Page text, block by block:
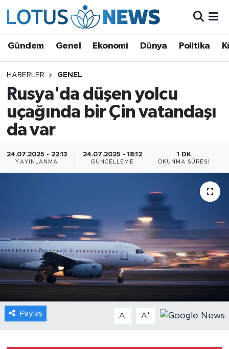
Gündem Genel Ekonomi Dünya Politika
HABERLER GENEL
Rusya'da düşen yolcu
uçağında bir Çin vatandaşı
da var
24.07.2025 - 22:13
YAYINLANMA
24.07.2025 - 18:12
GÜNCELLEME
1 DK
OKUNMA SÜRESI
Paylaş A- A+
Ekonomi
Dünya
Politika
Çin Fuarları
Gündem
Video